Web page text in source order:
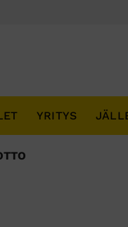
YRITYS